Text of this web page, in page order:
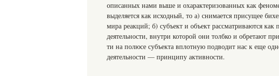
описанных нами выше и охарактеризованных как
выделяется как исходный, то а) снимается присущее
мира реакций; б) субъект и объект рассматриваются
деятельности, внутри которой они толбко и обретают
ти на полюсе субъекта вплотную подводит нас к еще
деятельности — принципу активности.